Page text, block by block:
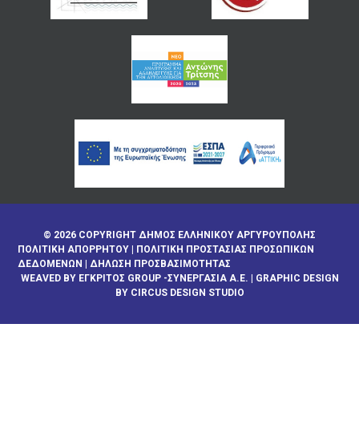
© 2026 COPYRIGHT ΔΗΜΟΣ ΕΛΛΗΝΙΚΟΥ ΑΡΓΥΡΟΥΠΟΛΗΣ
ΠΟΛΙΤΙΚΉ ΑΠΟΡΡΉΤΟΥ
ΠΟΛΙΤΙΚΉ ΠΡΟΣΤΑΣΊΑΣ ΠΡΟΣΩΠΙΚΏΝ
ΔΕΔΟΜΈΝΩΝ
|ΔΉΛΩΣΗ ΠΡΟΣΒΑΣΙΜΌΤΗΤΑΣ
WEAVED BY ΕΓΚΡΙΤΟΣ GROUP -ΣΥΝΕΡΓΑΣΙΑ Α.Ε. | GRAPHIC DESIGN
BY CIRCUS DESIGN STUDIO